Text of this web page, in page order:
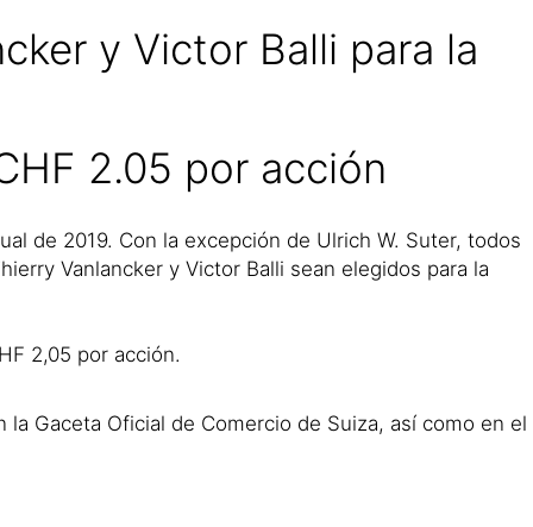
y Victor Balli para la
2.05 por acción
de 2019. Con la excepción de Ulrich W. Suter, todos
Vanlancker y Victor Balli sean elegidos para la
2,05 por acción.
Gaceta Oficial de Comercio de Suiza, así como en el